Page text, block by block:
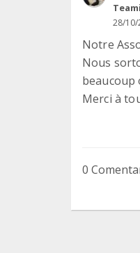
28/10/
Notre
Nous
beaucoup
Merci à
0